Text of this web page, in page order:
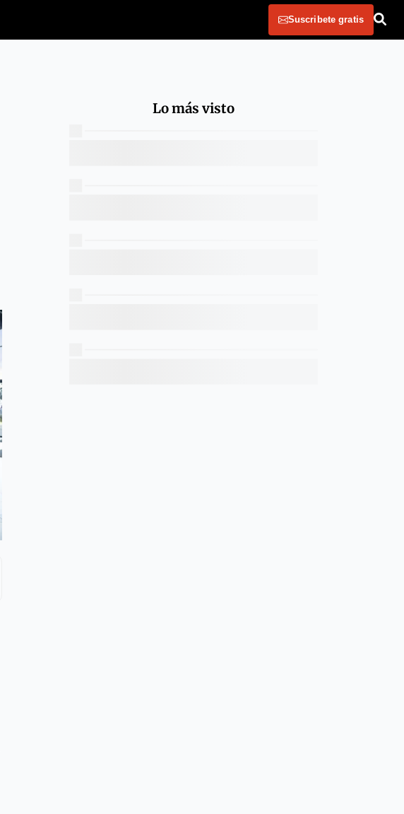
Suscribete gratis
Lo más visto